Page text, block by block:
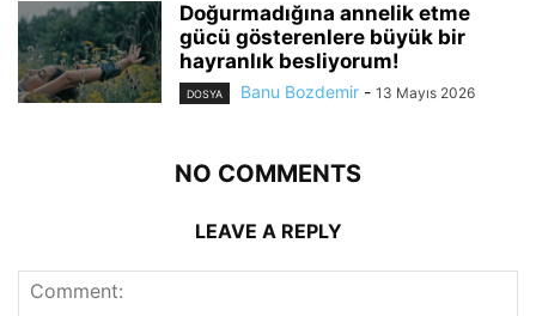
Doğurmadığına annelik etme
gücü gösterenlere büyük bir
hayranlık besliyorum!
DOSYA Banu Bozdemir - 13 Mayıs 2026
NO COMMENTS
LEAVE A REPLY